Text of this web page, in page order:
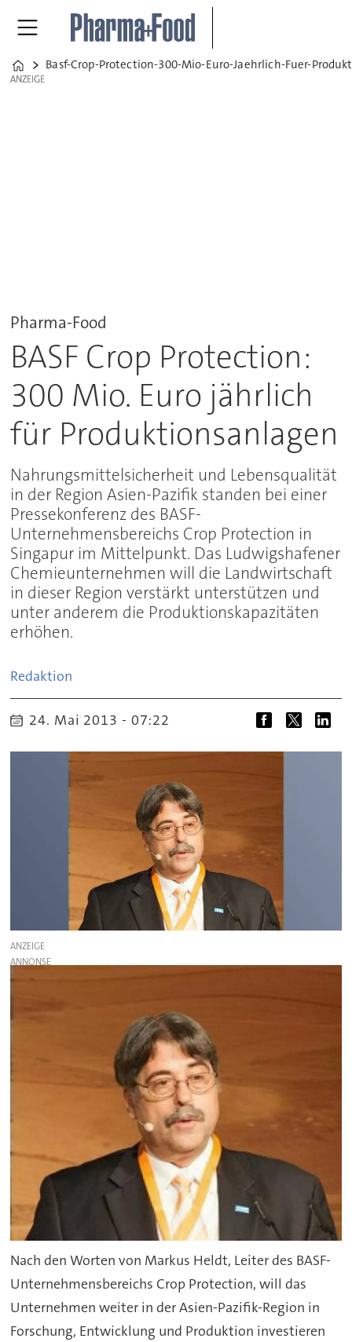
Home
Basf-Crop-Protection-300-Mio-Euro-Jaehrlich-Fuer-
ANZEIGE
ANZEIGE
Pharma-Food
BASF Crop Protection:
300 Mio. Euro jährlich
für Produktionsanlagen
Nahrungsmittelsicherheit und Lebensqualität
in der Region Asien-Pazifik standen bei einer
Pressekonferenz des BASF-
Unternehmensbereichs Crop Protection in
Singapur im Mittelpunkt. Das Ludwigshafener
Chemieunternehmen will die Landwirtschaft
in dieser Region verstärkt unterstützen und
unter anderem die Produktionskapazitäten
erhöhen.
Redaktion
24. Mai 2013 - 07:22
ANZEIGE
Nach den Worten von Markus Heldt, Leiter des BASF-
Unternehmensbereichs Crop Protection, will das
Unternehmen weiter in der Asien-Pazifik-Region in
Forschung, Entwicklung und Produktion investieren